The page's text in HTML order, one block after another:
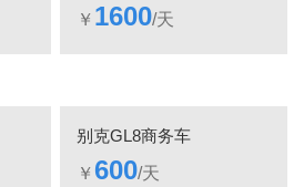
￥ 1600/天
别克GL8商务车
￥ 600/天